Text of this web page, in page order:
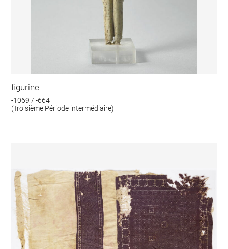
figurine
-1069 / -664
(Troisième Période intermédiaire)